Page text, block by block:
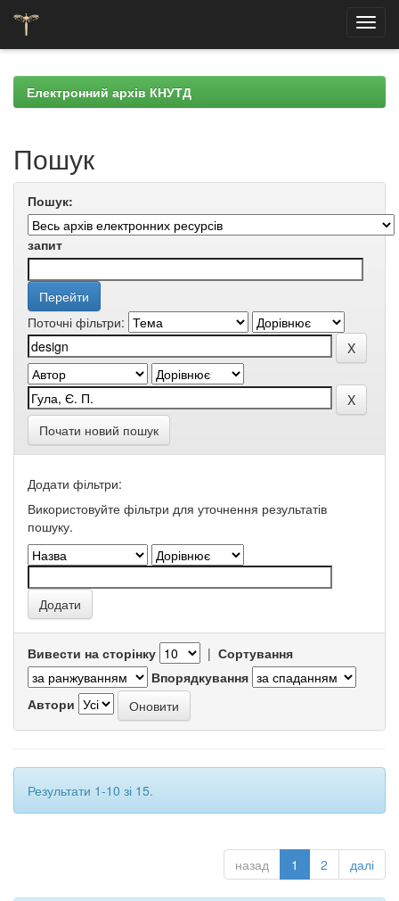
navigationЕлектронний архів КНУТД
Пошук
Пошук:
запит
Поточні фільтри:
Почати новий пошук
Додати фільтри:
Використовуйте фільтри для уточнення результатів
пошуку.
Вивести на сторінку | Сортування
Впорядкування
Автори
Результати 1-10 зі 15.
назад 1 2 далі